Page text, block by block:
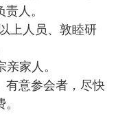
人。
人员、敦睦研
家人。
有意参会者，尽快